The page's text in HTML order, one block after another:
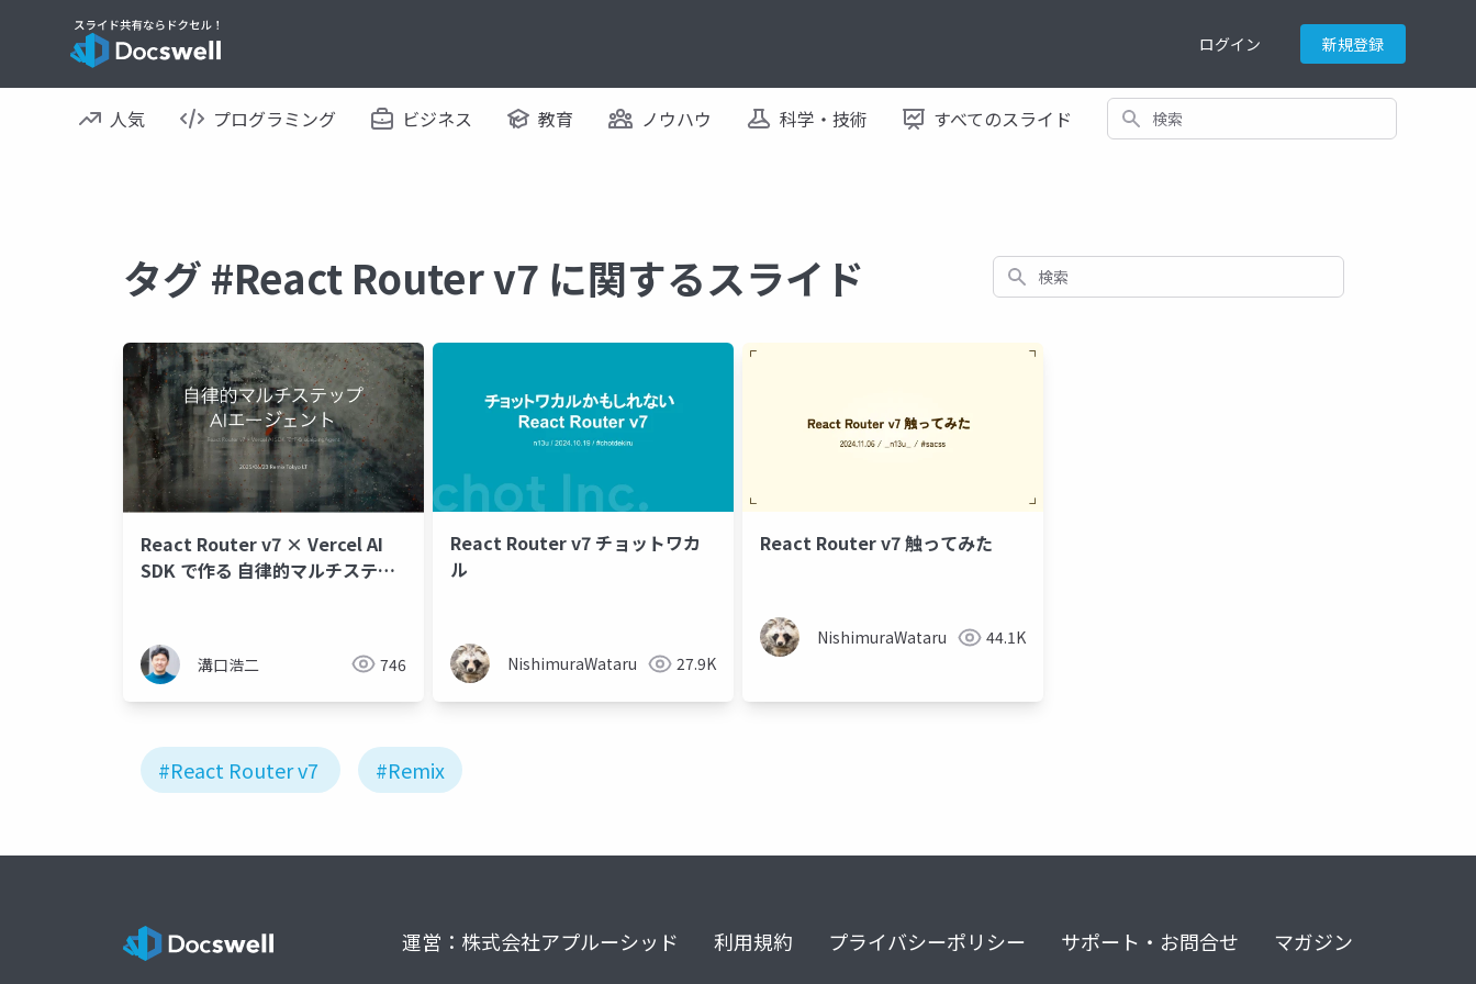
ログイン 新規登録
人気 プログラミング ビジネス 教育 ノウハウ 科学・技術 すべてのスライド 検索
タグ #React Router v7 に関するスライド 検索
React Router v7 × Vercel AI
SDK で作る 自律的マルチステッ
溝口浩二 746
React Router v7 チョットワカ
ル
NishimuraWataru 27.9K
React Router v7 触ってみた
NishimuraWataru 44.1K
#React Router v7 #Remix
運営：株式会社アプルーシッド 利用規約 プライバシーポリシー サポート・お問合せ マガジン